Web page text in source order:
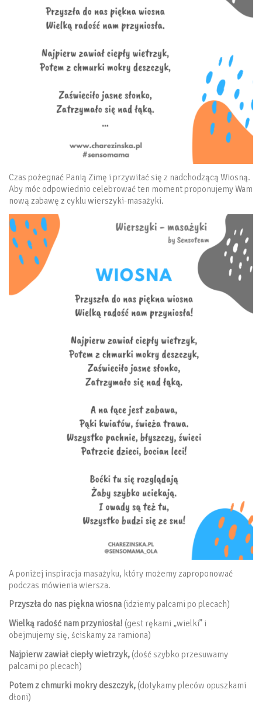
Czas pożegnać Panią Zimę i przywitać się z nadchodzącą Wiosną.
Aby móc odpowiednio celebrować ten moment proponujemy Wam
nową zabawę z cyklu wierszyki-masażyki.
A poniżej inspiracja masażyku, który możemy zaproponować
podczas mówienia wiersza.
Przyszła do nas piękna wiosna (idziemy palcami po plecach)
Wielką radość nam przyniosła! (gest rękami „wielki” i
obejmujemy się, ściskamy za ramiona)
Najpierw zawiał ciepły wietrzyk, (dość szybko przesuwamy
palcami po plecach)
Potem z chmurki mokry deszczyk, (dotykamy pleców opuszkami
dłoni)